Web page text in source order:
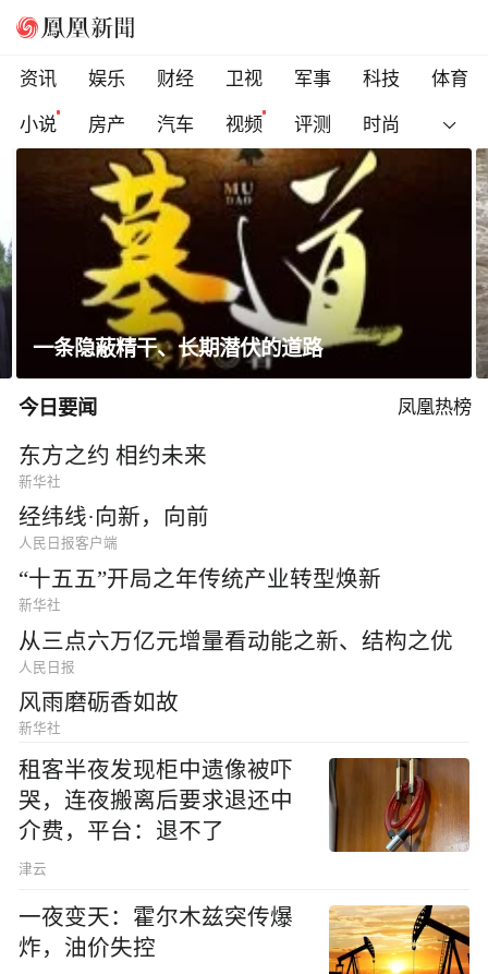
资讯 娱乐 财经 卫视 军事 科技
体育
小说
房产 汽车 视频 评测 时尚
路
网友称儿子在景区被冲走溺
前通知，当地回应
今日要闻 凤凰热榜
东方之约 相约未来
新华社
经纬线·向新，向前
人民日报客户端
“十五五”开局之年传统产业转型焕新
新华社
从三点六万亿元增量看动能之新、结构之优
人民日报
风雨磨砺香如故
新华社
租客半夜发现柜中遗像被吓
哭，连夜搬离后要求退还中
介费，平台：退不了
津云
一夜变天：霍尔木兹突传爆
炸，油价失控